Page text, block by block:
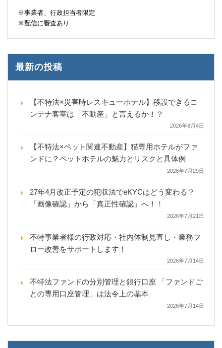
※事業者、行政担当者限定
※配信に審査あり
最新の投稿
【不特法×災害時レスキューホテル】移設できるコ
ンテナ客室は「不動産」と言えるか！？
2026年8月4日
【不特法×ペット関連不動産】猫専用ホテルがファ
ンドに？ペットホテルの魅力とリスクと具体例
2026年7月29日
27年4月改正予定の犯収法でeKYCはどう変わる？
「画像確認」から「真正性確認」へ！！
2026年7月21日
不特事業者様の行政対応・社内体制見直し・業務フ
ロー改善をサポートします！
2026年7月14日
不特法ファンドの分別管理と銀行口座 「ファンドご
との専用口座管理」は法令上の基本
2026年7月14日